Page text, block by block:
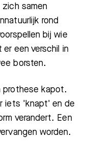
samen
rond
bij wie
een verschil in
borsten.
prothese kapot.
iets 'knapt' en de
verandert. Een
worden.